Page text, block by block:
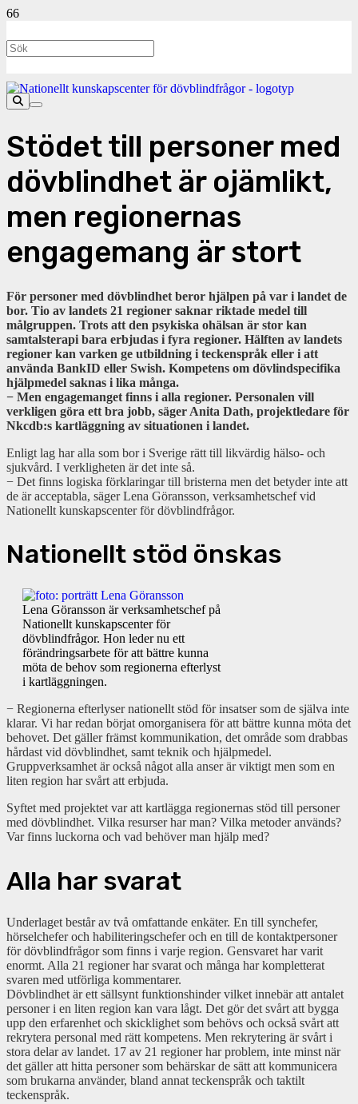
Stödet till personer med
dövblindhet är ojämlikt,
men regionernas
engagemang är stort
För personer med dövblindhet beror hjälpen på var i landet de
bor. Tio av landets 21 regioner saknar riktade medel till
målgruppen. Trots att den psykiska ohälsan är stor kan
samtalsterapi bara erbjudas i fyra regioner. Hälften av landets
regioner kan varken ge utbildning i teckenspråk eller i att
använda BankID eller Swish. Kompetens om dövlindspecifika
hjälpmedel saknas i lika många.
− Men engagemanget finns i alla regioner. Personalen vill
verkligen göra ett bra jobb, säger Anita Dath, projektledare för
Nkcdb:s kartläggning av situationen i landet.
Enligt lag har alla som bor i Sverige rätt till likvärdig hälso- och
sjukvård. I verkligheten är det inte så.
− Det finns logiska förklaringar till bristerna men det betyder inte att
de är acceptabla, säger Lena Göransson, verksamhetschef vid
Nationellt kunskapscenter för dövblindfrågor.
Nationellt stöd önskas
Lena Göransson är verksamhetschef på
Nationellt kunskapscenter för
dövblindfrågor. Hon leder nu ett
förändringsarbete för att bättre kunna
möta de behov som regionerna efterlyst
i kartläggningen.
− Regionerna efterlyser nationellt stöd för insatser som de själva inte
klarar. Vi har redan börjat omorganisera för att bättre kunna möta det
behovet. Det gäller främst kommunikation, det område som drabbas
hårdast vid dövblindhet, samt teknik och hjälpmedel.
Gruppverksamhet är också något alla anser är viktigt men som en
liten region har svårt att erbjuda.
Syftet med projektet var att kartlägga regionernas stöd till personer
med dövblindhet. Vilka resurser har man? Vilka metoder används?
Var finns luckorna och vad behöver man hjälp med?
Alla har svarat
Underlaget består av två omfattande enkäter. En till synchefer,
hörselchefer och habiliteringschefer och en till de kontaktpersoner
för dövblindfrågor som finns i varje region. Gensvaret har varit
enormt. Alla 21 regioner har svarat och många har kompletterat
svaren med utförliga kommentarer.
Dövblindhet är ett sällsynt funktionshinder vilket innebär att antalet
personer i en liten region kan vara lågt. Det gör det svårt att bygga
upp den erfarenhet och skicklighet som behövs och också svårt att
rekrytera personal med rätt kompetens. Men rekrytering är svårt i
stora delar av landet. 17 av 21 regioner har problem, inte minst när
det gäller att hitta personer som behärskar de sätt att kommunicera
som brukarna använder, bland annat teckenspråk och taktilt
teckenspråk.